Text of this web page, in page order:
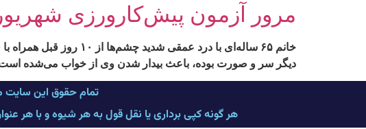
مرور آزمون پیش‌کارورزی شهریور 1403: افتالمولوژی!
خانم ۶۵ ساله‌ای با
دیگر سر و صورت بوده، باعث بیدار شدن وی از خواب می‌شده است.
تمام حقوق این سایت
هر گونه کپی برداری یا نقل قول به هر شیوه و با هر